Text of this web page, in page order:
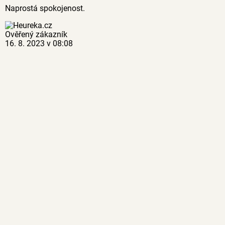
Naprostá spokojenost.
Ověřený zákazník
16. 8. 2023 v 08:08